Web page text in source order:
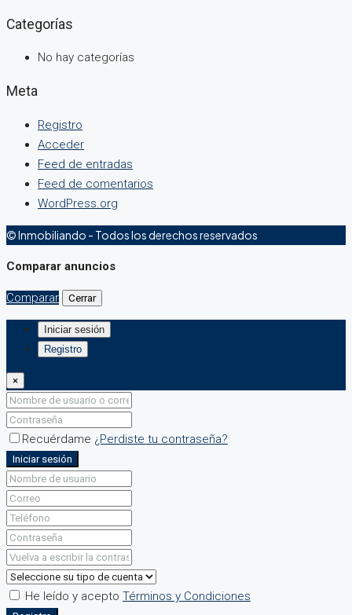
Categorías
No hay categorías
Meta
Registro
Acceder
Feed de entradas
Feed de comentarios
WordPress.org
© Inmobiliando - Todos los derechos reservados
Comparar anuncios
Comparar Cerrar
Iniciar sesión
Registro
×
Recuérdame ¿Perdiste tu contraseña?
Iniciar sesión
He leído y acepto Términos y Condiciones